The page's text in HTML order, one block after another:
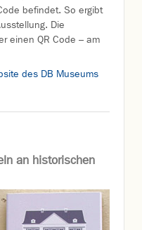
befindet. So ergibt
Die
einen QR Code – am
des DB Museums
an historischen